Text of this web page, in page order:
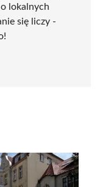
lokalnych
się liczy -